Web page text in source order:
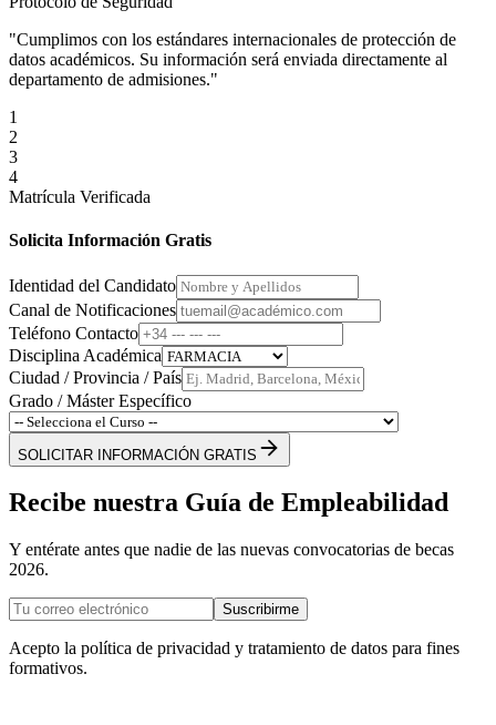
"Cumplimos con los estándares internacionales de protección de
datos académicos. Su información será enviada directamente al
departamento de admisiones."
1
2
3
4
Matrícula Verificada
Solicita Información Gratis
Identidad del Candidato
Canal de Notificaciones
Teléfono Contacto
Disciplina Académica
Ciudad / Provincia / País
Grado / Máster Específico
SOLICITAR INFORMACIÓN GRATIS
Recibe nuestra Guía de Empleabilidad
Y entérate antes que nadie de las nuevas convocatorias de becas
2026.
Suscribirme
Acepto la política de privacidad y tratamiento de datos para fines
formativos.